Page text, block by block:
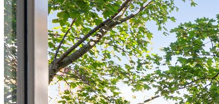
Optimalt belägen med närhet till både närservice och goda
kommunikationer. Tunnelbana cirka 150 meter från bostaden, buss
och diverse närservice såsom; livsmedelsbutiker, restauranger,
kulturhus, bibliotek, apotek, frisör etc. Närhet till förskola som är
belägen tvärs över gatan samt grundskolan Skarpatorpsskolan endast
någon minuts promenad bort.
Här finns också grönskande områden på promenadavstånd såsom
Nackareservatet med flera skogsslingor, badsjöar och golfbana.
Populära Flatensjön nås med enkelhet där härliga naturstigar,
badstränder, klättringsmöjligheter och utegym finns att tillgå.